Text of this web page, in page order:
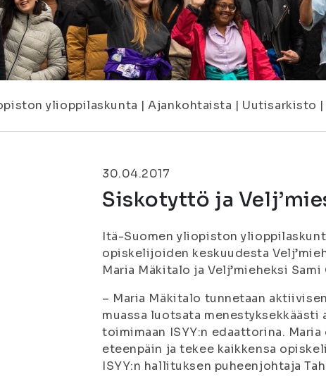
ylioppilaskunta | Ajankohtaista | Uutisarkisto |
30.04.2017
Siskotyttö ja
Itä-Suomen yliopiston
opiskelijoiden keskuudesta
Maria Mäkitalo ja Velj’mieheksi Sami
– Maria Mäkitalo tunnetaan
muassa luotsata menestyksekkäästi
toimimaan ISYY:n edaattorina.
eteenpäin ja tekee kaikkensa
ISYY:n hallituksen puheenjohtaja